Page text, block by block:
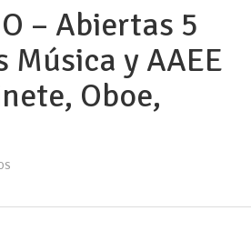
– Abiertas 5
y AAEE
Oboe,